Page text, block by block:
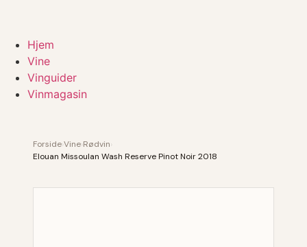
Hjem
Vine
Vinguider
Vinmagasin
ForsideVine Rødvin
Elouan Missoulan Wash Reserve Pinot Noir 2018